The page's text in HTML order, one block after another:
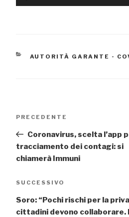
CATEGORIE
AUTORITÀ GARANTE -
Articolo
PRECEDENTE
Coronavirus, scelta l’app
tracciamento dei contagi: si
chiamerà Immuni
Articolo
SUCCESSIVO
Soro: “Pochi rischi per la
cittadini devono collaborare.